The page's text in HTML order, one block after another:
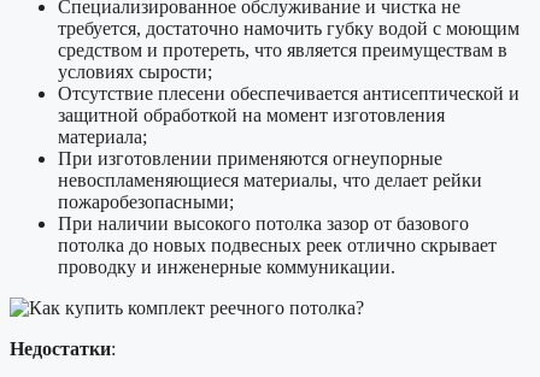
Специализированное обслуживание и чистка не
требуется, достаточно намочить губку водой с моющим
средством и протереть, что является преимуществам в
условиях сырости;
Отсутствие плесени обеспечивается антисептической и
защитной обработкой на момент изготовления
материала;
При изготовлении применяются огнеупорные
невоспламеняющиеся материалы, что делает рейки
пожаробезопасными;
При наличии высокого потолка зазор от базового
потолка до новых подвесных реек отлично скрывает
проводку и инженерные коммуникации.
Недостатки: